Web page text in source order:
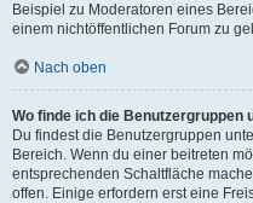
Beispiel zu Moderatoren eines
einem nichtöffentlichen Forum zu
Nach oben
Wo finde ich die Benutzergruppen
Du findest die Benutzergruppen
Bereich. Wenn du einer beitreten
entsprechenden Schaltfläche
offen. Einige erfordern erst eine